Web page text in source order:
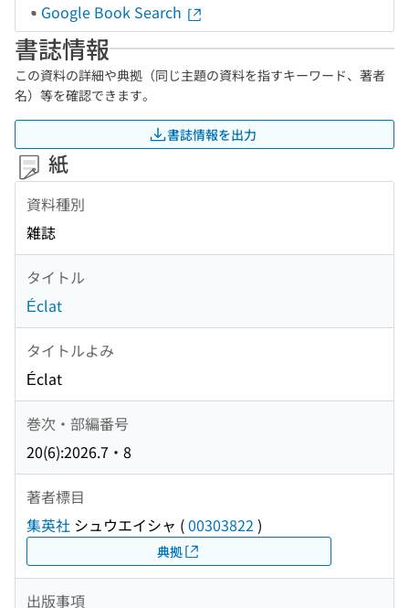
Google Book Search
書誌情報
この資料の詳細や典拠（同じ主題の資料を指すキーワード、著者
名）等を確認できます。
書誌情報を出力
紙
資料種別
雑誌
タイトル
Éclat
タイトルよみ
Éclat
巻次・部編番号
20(6):2026.7・8
著者標目
集英社 シュウエイシャ (00303822 )
典拠
出版事項